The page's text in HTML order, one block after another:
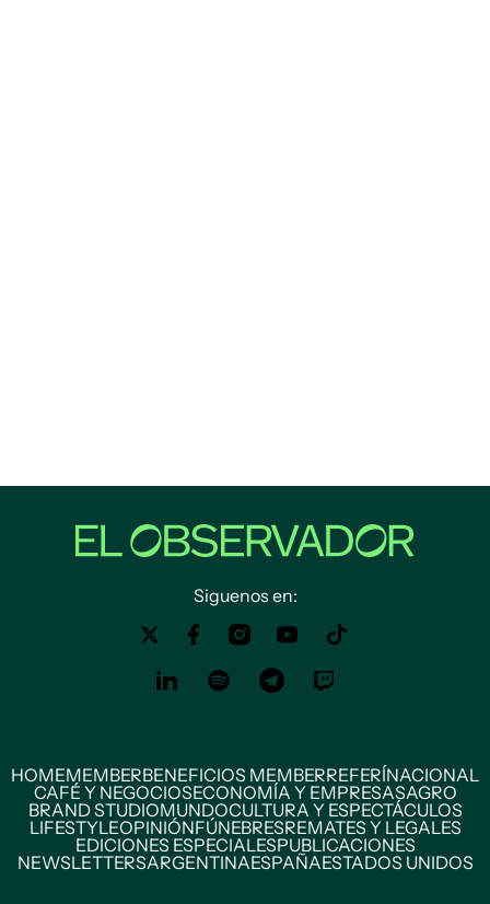
Siguenos en:
HOMEMEMBERBENEFICIOS MEMBERREFERÍNACIONAL
CAFÉ Y NEGOCIOSECONOMÍA Y EMPRESASAGRO
BRAND STUDIOMUNDOCULTURA Y ESPECTÁCULOS
LIFESTYLEOPINIÓNFÚNEBRESREMATES Y LEGALES
EDICIONES ESPECIALESPUBLICACIONES
NEWSLETTERSARGENTINAESPAÑAESTADOS UNIDOS